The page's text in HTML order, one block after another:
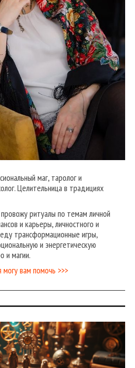
маг, таролог и
Целительница в традициях
ритуалы по темам личной
и карьеры, личностного и
трансформационные игры,
и энергетическую
и магии.
вам помочь >>>